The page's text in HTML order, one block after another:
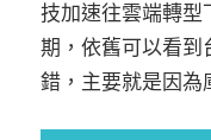
技加速往雲端轉型
期，依舊可以看到
錯，主要就是因為